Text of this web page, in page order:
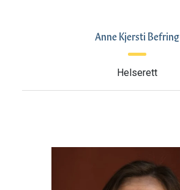
Anne Kjersti Befring
Helserett